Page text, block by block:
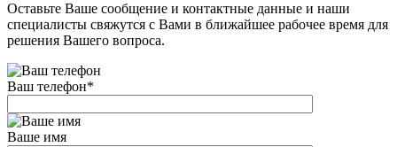
Оставьте Ваше сообщение и контактные данные и наши
специалисты свяжутся с Вами в ближайшее рабочее время для
решения Вашего вопроса.
Ваш телефон*
Ваше имя